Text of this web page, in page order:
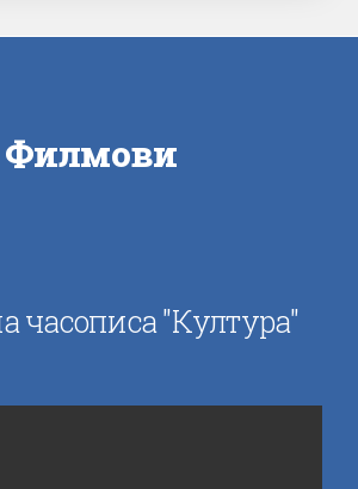
Филмови
часописа "Култура"